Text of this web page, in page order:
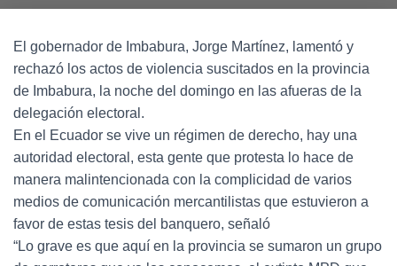
El gobernador de Imbabura, Jorge Martínez, lamentó y
rechazó los actos de violencia suscitados en la provincia
de Imbabura, la noche del domingo en las afueras de la
delegación electoral.
En el Ecuador se vive un régimen de derecho, hay una
autoridad electoral, esta gente que protesta lo hace de
manera malintencionada con la complicidad de varios
medios de comunicación mercantilistas que estuvieron a
favor de estas tesis del banquero, señaló
“Lo grave es que aquí en la provincia se sumaron un grupo